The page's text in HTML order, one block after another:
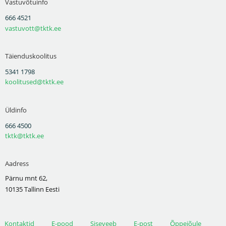
Vastuvõtuinfo
666 4521
vastuvott@tktk.ee
Täienduskoolitus
5341 1798
koolitused@tktk.ee
Üldinfo
666 4500
tktk@tktk.ee
Aadress
Pärnu mnt 62,
10135 Tallinn Eesti
Kontaktid E-pood Siseveeb E-post Õppejõule